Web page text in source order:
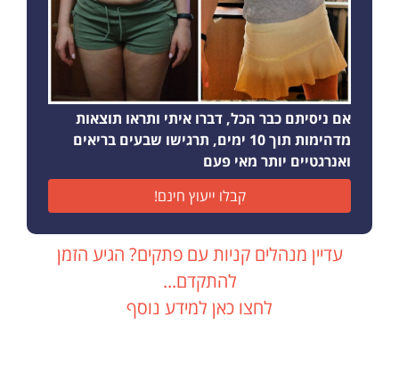
אם ניסיתם כבר הכל, דברו איתי ותראו תוצאות
מדהימות תוך 10 ימים, תרגישו שבעים בריאים
ואנרגטיים יותר מאי פעם
קבלו ייעוץ חינם!
עדיין מנהלים קניות עם פתקים? הגיע הזמן
להתקדם...
לחצו כאן למידע נוסף